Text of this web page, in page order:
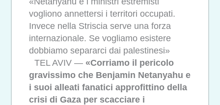
vogliono annettersi i territori occupati.
Invece nella Striscia serve una forza
internazionale. Se vogliamo esistere
dobbiamo separarci dai palestinesi»
TEL AVIV — «Corriamo il pericolo
gravissimo che Benjamin Netanyahu e
i suoi alleati fanatici approfittino della
crisi di Gaza per scacciare i